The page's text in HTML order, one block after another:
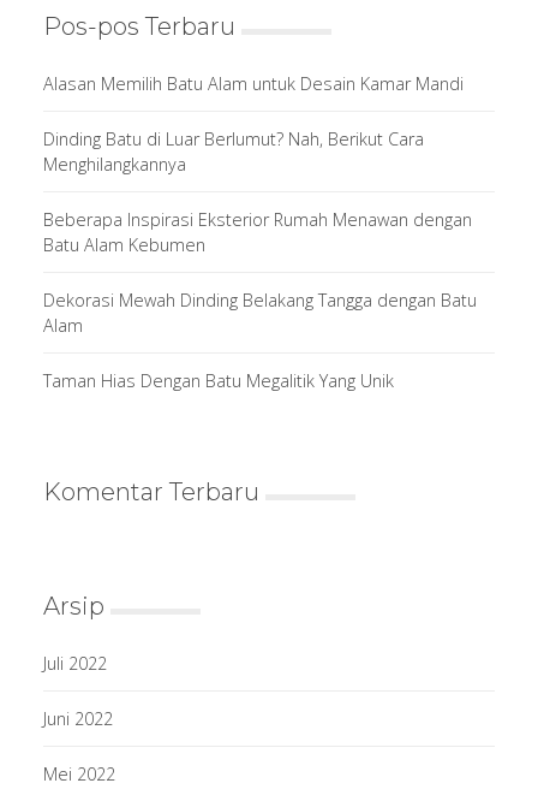
Pos-pos Terbaru
Alasan Memilih Batu Alam untuk Desain Kamar Mandi
Dinding Batu di Luar Berlumut? Nah, Berikut Cara
Menghilangkannya
Beberapa Inspirasi Eksterior Rumah Menawan dengan
Batu Alam Kebumen
Dekorasi Mewah Dinding Belakang Tangga dengan Batu
Alam
Taman Hias Dengan Batu Megalitik Yang Unik
Komentar Terbaru
Arsip
Juli 2022
Juni 2022
Mei 2022